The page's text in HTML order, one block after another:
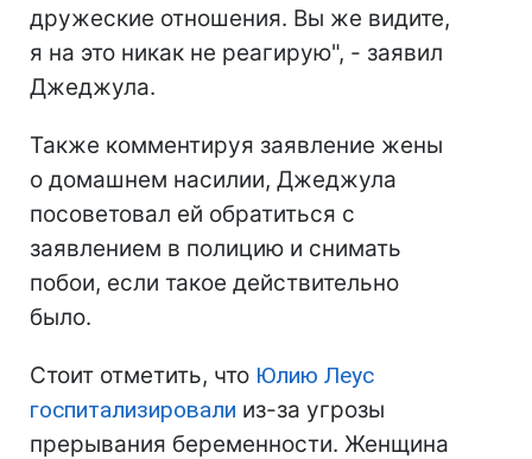
дружеские отношения. Вы же видите,
я на это никак не реагирую", - заявил
Джеджула.
Также комментируя заявление жены
о домашнем насилии, Джеджула
посоветовал ей обратиться с
заявлением в полицию и снимать
побои, если такое действительно
было.
Стоит отметить, что Юлию Леус
госпитализировали из-за угрозы
прерывания беременности. Женщина